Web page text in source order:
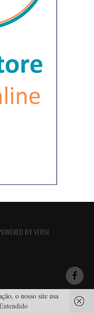
BYVERSE
o nosso site usa